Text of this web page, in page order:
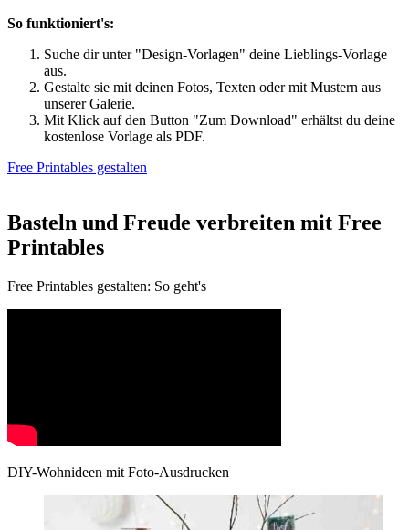
So funktioniert's:
Suche dir unter "Design-Vorlagen" deine Lieblings-Vorlage
aus.
Gestalte sie mit deinen Fotos, Texten oder mit Mustern aus
unserer Galerie.
Mit Klick auf den Button "Zum Download" erhältst du deine
kostenlose Vorlage als PDF.
Free Printables gestalten
Basteln und Freude verbreiten mit Free
Printables
Free Printables gestalten: So geht's
DIY-Wohnideen mit Foto-Ausdrucken